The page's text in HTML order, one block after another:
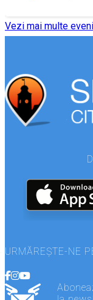
Vezi mai multe
URMĂREȘTE-NE